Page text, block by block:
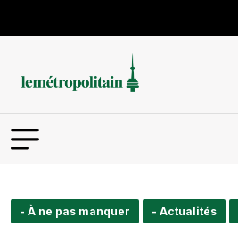
- À ne pas manquer - Actualités